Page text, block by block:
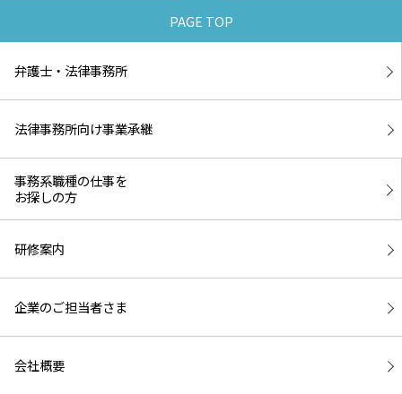
PAGE TOP
弁護士・法律事務所
法律事務所向け事業承継
事務系職種の仕事を
お探しの方
研修案内
企業のご担当者さま
会社概要